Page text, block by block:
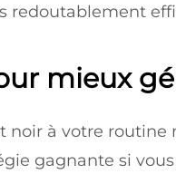
redoutablement
mieux
noir à votre routine
gagnante si